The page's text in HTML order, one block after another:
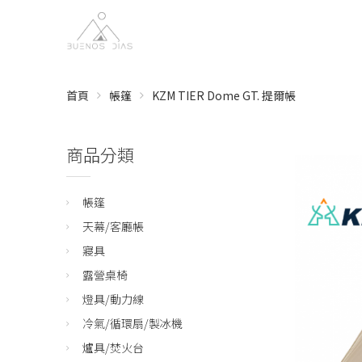
首頁 帳篷 KZM TIER Dome GT. 提爾帳
商品分類
帳篷
天幕/客廳帳
寢具
露營桌椅
燈具/動力線
冷氣/循環扇/製冰機
爐具/焚火台